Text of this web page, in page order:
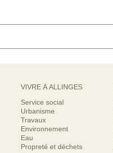
VIVRE À ALLINGES
Service social
Urbanisme
Travaux
Environnement
Eau
Propreté et déchets